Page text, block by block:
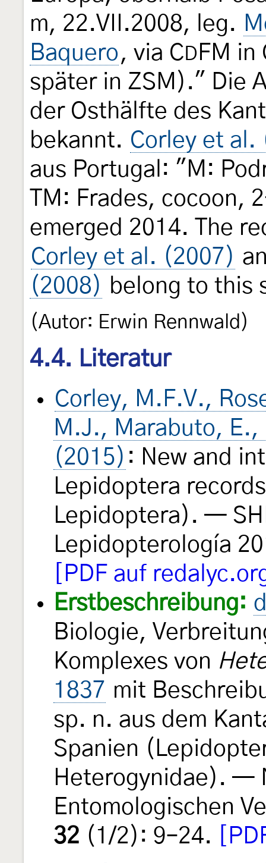
m, 22.VII.2008, leg.
Baquero , via C D FM in
später in ZSM)." Die
der Osthälfte des
bekannt. Corley et al.
aus Portugal: "M:
TM: Frades, cocoon,
emerged 2014. The
Corley et al. (2007)
(2008) belong to this
(Autor: Erwin Rennwald)
4.4. Literatur
Corley, M.F.V.,
M.J., Marabuto, E.,
(2015) : New and
Lepidoptera
Lepidoptera). —
Lepidopterología
[PDF auf
Erstbeschreibung:
Biologie,
Komplexes von
1837 mit
sp. n. aus dem
Spanien
Heterogynidae). —
Entomologischen
32 (1/2): 9–24.